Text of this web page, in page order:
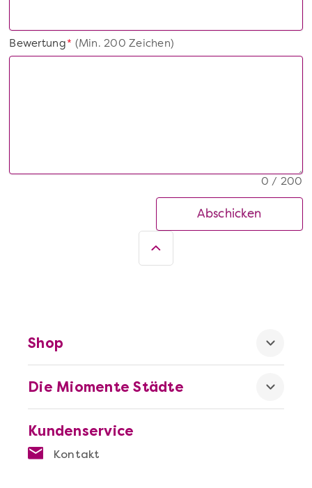
*
Bewertung(Min. 200 Zeichen)
0 / 200
Abschicken
Kundenservice
Kontakt
Die Miomente Städte
Shop